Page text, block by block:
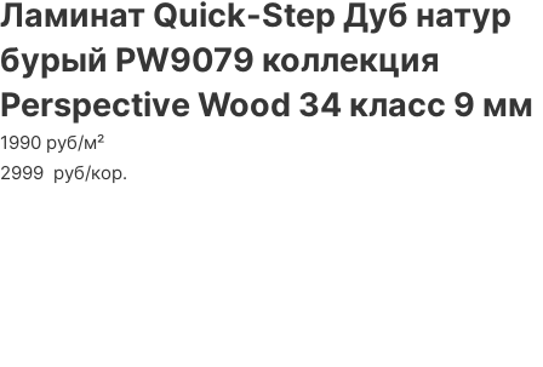
Ламинат Quick-Step Дуб натур
бурый PW9079 коллекция
Perspective Wood 34 класс 9 мм
1990 руб/м²
2999 руб/кор.